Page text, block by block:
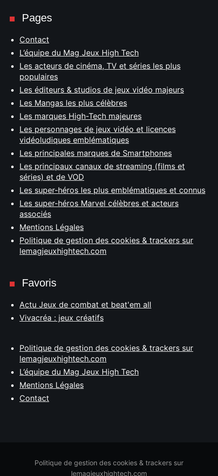
Pages
Contact
L’équipe du Mag Jeux High Tech
Les acteurs de cinéma, TV et séries les plus
populaires
Les éditeurs & studios de jeux vidéo majeurs
Les Mangas les plus célèbres
Les marques High-Tech majeures
Les personnages de jeux vidéo et licences
vidéoludiques emblématiques
Les principales marques de Smartphones
Les principaux canaux de streaming (films et
séries) et de VOD
Les super-héros les plus emblématiques et connus
Les super-héros Marvel célèbres et acteurs
associés
Mentions Légales
Politique de gestion des cookies & trackers sur
lemagjeuxhightech.com
Favoris
Actu Jeux de combat et beat'em all
Vivacréa : jeux créatifs
Politique de gestion des cookies & trackers sur
lemagjeuxhightech.com
L’équipe du Mag Jeux High Tech
Mentions Légales
Contact
Politique de gestion des cookies & trackers sur
lemagjeuxhightech.com